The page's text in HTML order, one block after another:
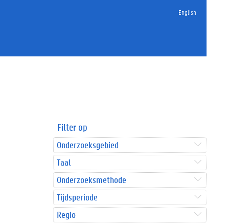
English
Filter op
Onderzoeksgebied
Taal
Onderzoeksmethode
Tijdsperiode
Regio